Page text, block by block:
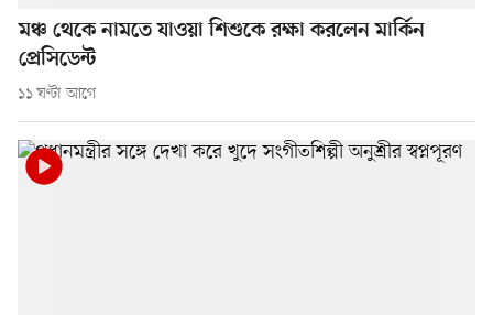
মঞ্চ থেকে নামতে যাওয়া শিশুকে রক্ষা করলেন মার্কিন
প্রেসিডেন্ট
১১ ঘণ্টা আগে